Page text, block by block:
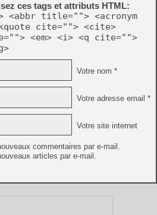
ces tags et attributs HTML:
title=""> <acronym
cite=""> <cite>
<em> <i> <q cite="">
Votre nom *
Votre adresse email *
Votre site internet
commentaires par e-mail.
articles par e-mail.